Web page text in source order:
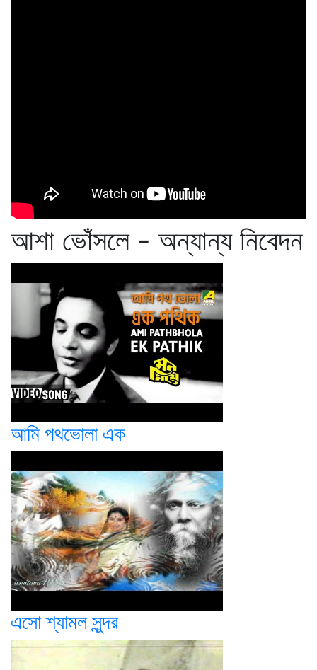
আশা ভোঁসলে - অন্যান্য নিবেদন
আমি পথভোলা এক
এসো শ্যামল সুন্দর